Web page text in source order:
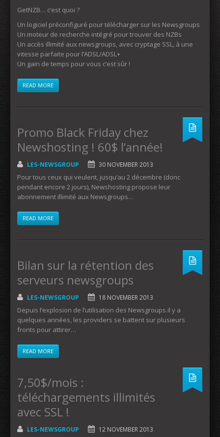
GetNZB… c’est quoi ?
Un logiciel préconfiguré pour télécharger sur les Newsgroups
Un moteur de recherche intégré pour trouver des NZBs
Un accès illimité aux newsgroups, avec cryptage SSL, à une
vitesse parfaite pour l’ADSL/ADSL+
Un gain de temps pour vous c’est sûr !
READ MORE
Promo Black Friday chez
Newshosting ! 60$ l’année!
LES-NEWSGROUP 30 NOVEMBER 2013
Pour tous ceux qui veulent, jusqu’au 2 décembre (donc
pendant encore 2 jours), Newshosting propose leur
abonnement illimité aux Newsgroups…
READ MORE
Bilan sur la rétention des
serveurs newsgroups
LES-NEWSGROUP 18 NOVEMBER 2013
Depuis l’explosion de l’utilisation des Newsgroups il y a
quelques années, les providers se battent sur plusieurs
fronts pour attirer…
READ MORE
7,50$/mois :
téléchargements illimités
avec SSL !
LES-NEWSGROUP 12 NOVEMBER 2013